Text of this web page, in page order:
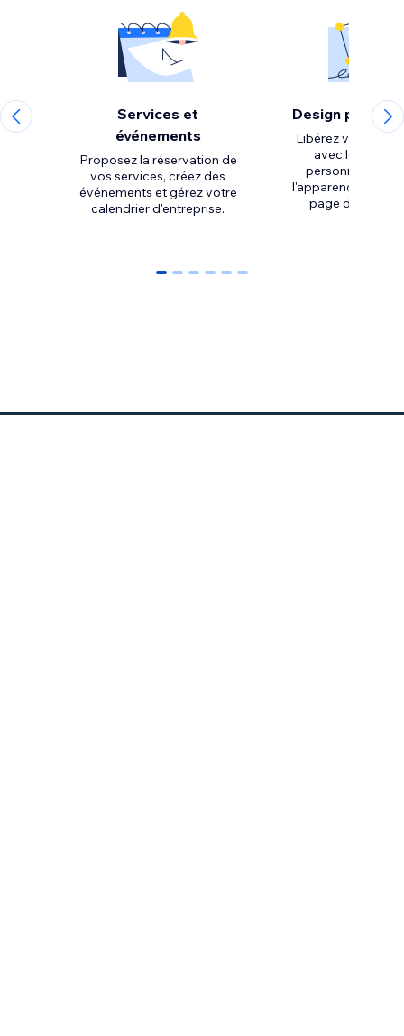
Services et
événements
Proposez la réservation de
vos services, créez des
événements et gérez votre
calendrier d'entreprise.
Design
Libérez votre
avec les outils
l'apparence et la
0 1 2 3 4 5